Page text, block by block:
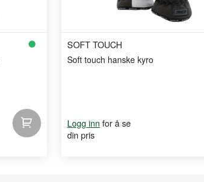
SOFT TOUCH
Soft touch hanske kyro
Logg inn for å se
din pris